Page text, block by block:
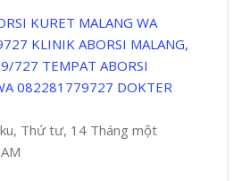
KURET MALANG WA
KLINIK ABORSI MALANG,
727 TEMPAT ABORSI
082281779727 DOKTER
Thứ tư, 14 Tháng một